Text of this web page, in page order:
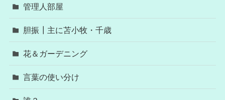
管理人部屋
胆振┃主に苫小牧・千歳
花＆ガーデニング
言葉の使い分け